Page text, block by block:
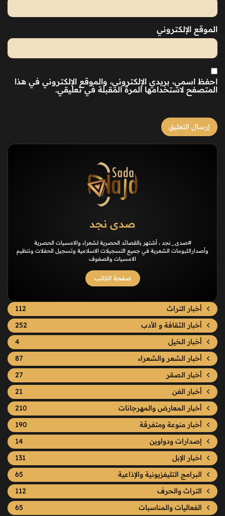
الموقع الإلكتروني
احفظ اسمي، بريدي الإلكتروني، والموقع الإلكتروني في هذا
المتصفح لاستخدامها المرة المقبلة في تعليقي.
صدى نجد
#صدى_نجد ، أشتهر بالقصائد الحصرية لشعراء والامسيات الحصرية
وأصداراللبومات الشعرية في جميع التسجيلات الاسلامية وتسجيل الحفلات ونتظيم
الامسيات والصفوف
صفحة الكاتب
أخبار التراث
112
أخبار الثقافة و الأدب
252
أخبار الخيل
4
أخبار الشعر والشعراء
87
أخبار الصقر
27
أخبار الفن
21
أخبار المعارض والمهرجانات
210
أخبار منوعة ومتفرقة
190
إصدارات ودواوين
14
اخبار الإبل
131
البرامج التليفزيونية والإذاعية
65
التراث والحرف
112
الفعاليات والمناسبات
65